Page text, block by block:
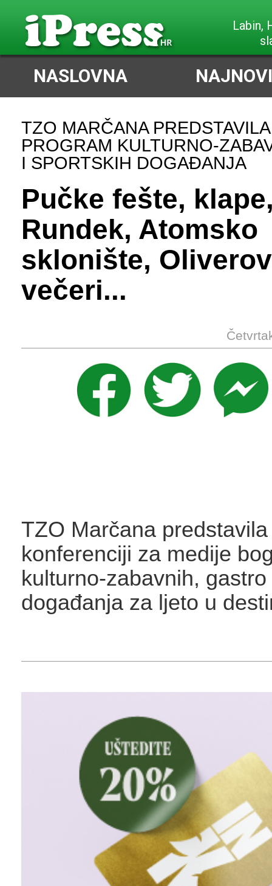
slabi
NASLOVNA
TZO MARČANA
PROGRAM KULTURNO-
I SPORTSKIH DOGAĐANJA
Pučke fešte,
Rundek, Atomsko
sklonište,
večeri...
TZO Marčana
konferenciji za medije
kulturno-zabavnih,
događanja za ljeto u